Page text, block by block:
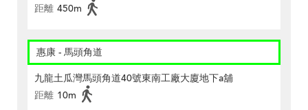
距離 450m
惠康 - 馬頭角道
九龍土瓜灣馬頭角道40號東南工廠大廈地下a舖
距離 10m